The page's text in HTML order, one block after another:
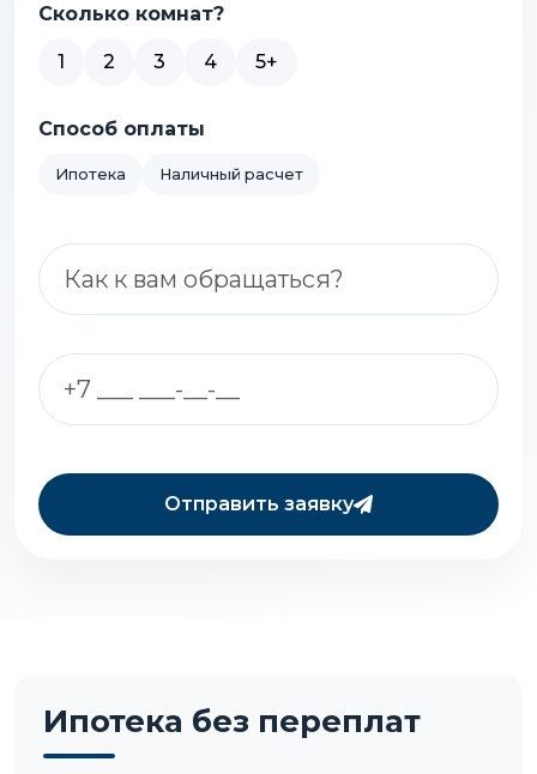
Сколько комнат?
1 2 3 4 5+
Способ оплаты
Ипотека Наличный расчет
Отправить заявку
Ипотека без переплат